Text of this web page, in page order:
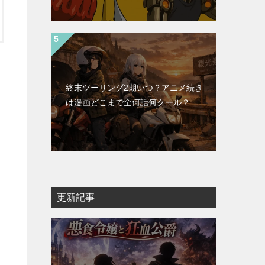
終末ツーリング2期いつ？アニメ続き
は漫画どこまで全何話何クール？
更新記事